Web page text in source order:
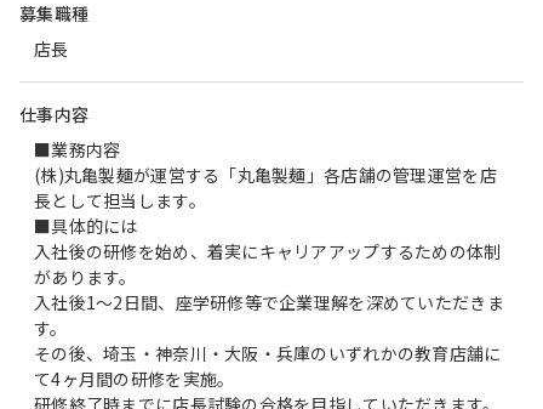
募集職種
店長
仕事内容
■業務内容
(株)丸亀製麺が運営する「丸亀製麺」各店舗の管理運営を店
長として担当します。
■具体的には
入社後の研修を始め、着実にキャリアアップするための体制
があります。
入社後1～2日間、座学研修等で企業理解を深めていただきま
す。
その後、埼玉・神奈川・大阪・兵庫のいずれかの教育店舗に
て4ヶ月間の研修を実施。